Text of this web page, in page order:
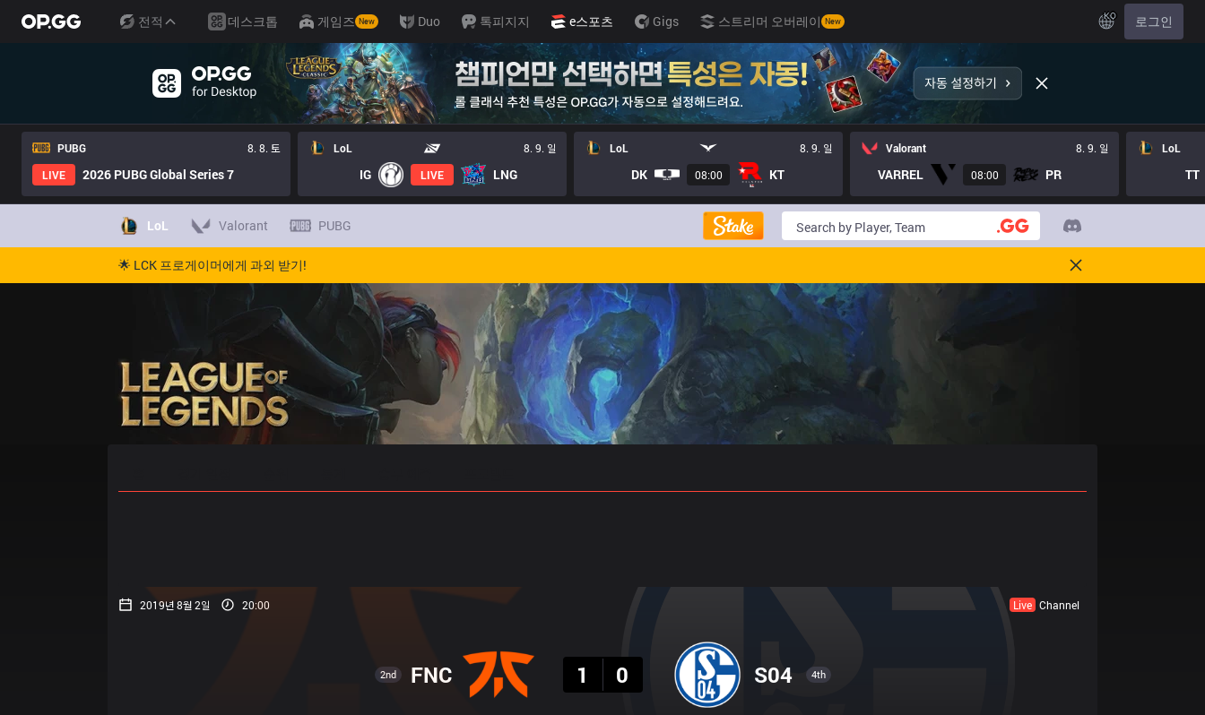
전적 데스크톱 게임즈 New Duo 톡피지지 e스포츠 Gigs 스트리머 오버레이 New KO 로그인
PUBG
8. 8. 토
LIVE
2026 PUBG Global Series 7
LoL 8. 9. 일
IG LIVE LNG
LoL 8. 9. 일
DK 08:00 KT
Valorant 8. 9. 일
VARREL 08:00 PR
LoL
TT
LoL Valorant PUBG
🌟 LCK 프로게이머에게 과외 받기!
2019년 8월 2일 20:00 Live Channel
2nd FNC
1
0 S04 4th